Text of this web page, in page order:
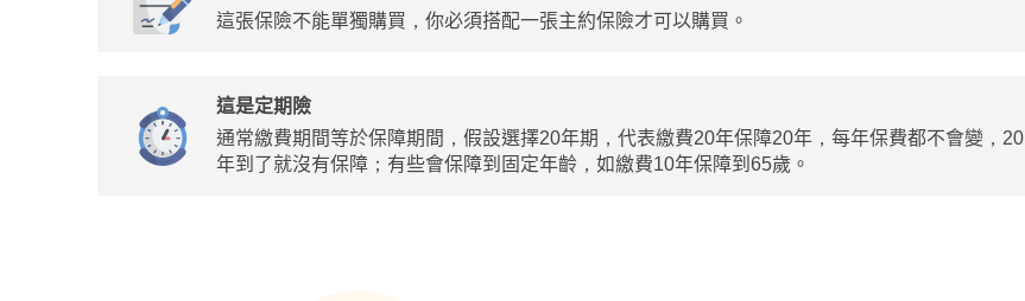
這張保險不能單獨購買，你必須搭配一張主約保險才可以購買。
這是定期險
通常繳費期間等於保障期間，假設選擇20年期，代表繳費20年保障20年，每年保費都不會變，20
年到了就沒有保障；有些會保障到固定年齡，如繳費10年保障到65歲。